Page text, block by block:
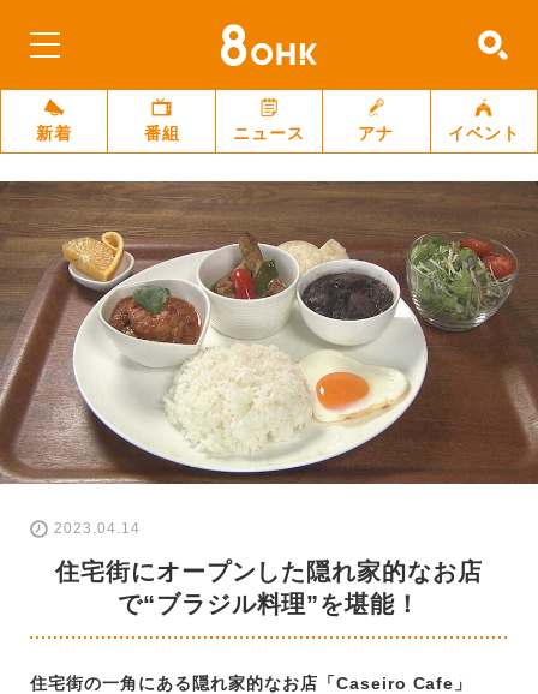
新着 番組 ニュース アナ イベント
2023.04.14
住宅街にオープンした隠れ家的なお店
で“ブラジル料理”を堪能！
住宅街の一角にある隠れ家的なお店「Caseiro Cafe」